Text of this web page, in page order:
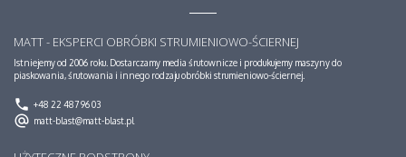
MATT - EKSPERCI OBRÓBKI STRUMIENIOWO-ŚCIERNEJ
Istniejemy od 2006 roku. Dostarczamy media śrutownicze i produkujemy maszyny do
piaskowania, śrutowania i innego rodzaju obróbki strumieniowo-ściernej.
phone +48 22 487 96 03
alternate_email matt-blast@matt-blast.pl